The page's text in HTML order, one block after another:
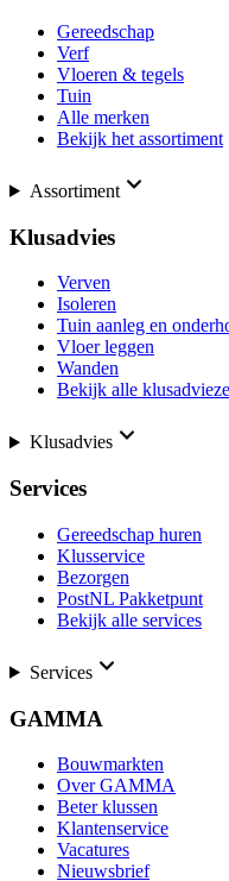
Gereedschap
Verf
Vloeren & tegels
Tuin
Alle merken
Bekijk het assortiment
Assortiment
Klusadvies
Verven
Isoleren
Tuin aanleg en
Vloer leggen
Wanden
Bekijk alle
Klusadvies
Services
Gereedschap huren
Klusservice
Bezorgen
PostNL Pakketpunt
Bekijk alle services
Services
GAMMA
Bouwmarkten
Over GAMMA
Beter klussen
Klantenservice
Vacatures
Nieuwsbrief